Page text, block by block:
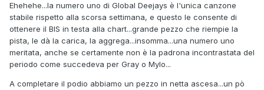
Ehehehe...la numero uno di Global Deejays è l'unica canzone
stabile rispetto alla scorsa settimana, e questo le consente di
ottenere il BIS in testa alla chart...grande pezzo che riempie la
pista, le dà la carica, la aggrega...insomma...una numero uno
meritata, anche se certamente non è la padrona incontrastata del
periodo come succedeva per Gray o Mylo...
A completare il podio abbiamo un pezzo in netta ascesa...un pò